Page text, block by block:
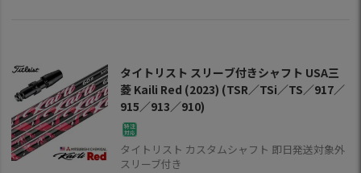
タイトリスト スリーブ付きシャフト USA三
菱 Kaili Red (2023) (TSR／TSi／TS／917／
915／913／910)
タイトリスト カスタムシャフト 即日発送対象外
スリーブ付き